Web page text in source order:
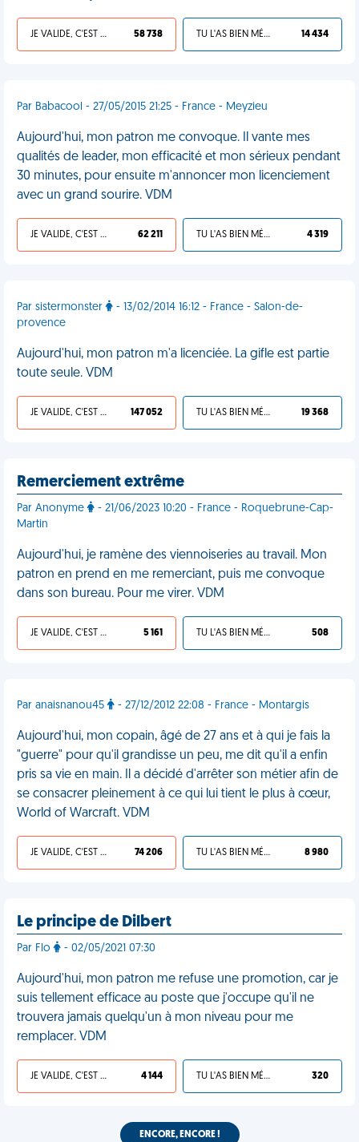
JE VALIDE, C'EST UNE VDM 58 738 TU L'AS BIEN MÉRITÉ 14 434
Par Babacool - 27/05/2015 21:25 - France - Meyzieu
Aujourd'hui, mon patron me convoque. Il vante mes
qualités de leader, mon efficacité et mon sérieux pendant
30 minutes, pour ensuite m'annoncer mon licenciement
avec un grand sourire. VDM
JE VALIDE, C'EST UNE VDM 62 211 TU L'AS BIEN MÉRITÉ 4 319
Par sistermonster
- 13/02/2014 16:12 - France - Salon-de-
provence
Aujourd'hui, mon patron m'a licenciée. La gifle est partie
toute seule. VDM
JE VALIDE, C'EST UNE VDM 147 052 TU L'AS BIEN MÉRITÉ 19 368
Remerciement extrême
Par Anonyme
- 21/06/2023 10:20 - France - Roquebrune-Cap-
Martin
Aujourd'hui, je ramène des viennoiseries au travail. Mon
patron en prend en me remerciant, puis me convoque
dans son bureau. Pour me virer. VDM
JE VALIDE, C'EST UNE VDM 5 161 TU L'AS BIEN MÉRITÉ 508
Par anaisnanou45 - 27/12/2012 22:08 - France - Montargis
Aujourd'hui, mon copain, âgé de 27 ans et à qui je fais la
"guerre" pour qu'il grandisse un peu, me dit qu'il a enfin
pris sa vie en main. Il a décidé d'arrêter son métier afin de
se consacrer pleinement à ce qui lui tient le plus à cœur,
World of Warcraft. VDM
JE VALIDE, C'EST UNE VDM 74 206 TU L'AS BIEN MÉRITÉ 8 980
Le principe de Dilbert
Par Flo - 02/05/2021 07:30
Aujourd'hui, mon patron me refuse une promotion, car je
suis tellement efficace au poste que j'occupe qu'il ne
trouvera jamais quelqu'un à mon niveau pour me
remplacer. VDM
JE VALIDE, C'EST UNE VDM 4 144 TU L'AS BIEN MÉRITÉ 320
ENCORE, ENCORE !